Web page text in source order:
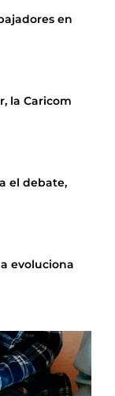
en
la Caricom
el debate,
evoluciona